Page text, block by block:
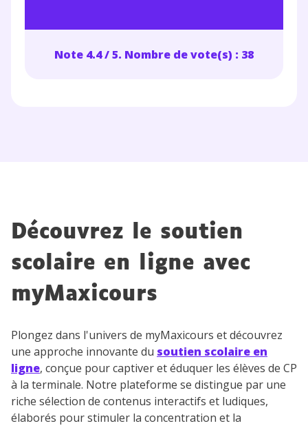
Note 4.4 / 5. Nombre de vote(s) : 38
Découvrez le soutien
scolaire en ligne avec
myMaxicours
Plongez dans l'univers de myMaxicours et découvrez
une approche innovante du soutien scolaire en
ligne, conçue pour captiver et éduquer les élèves de CP
à la terminale. Notre plateforme se distingue par une
riche sélection de contenus interactifs et ludiques,
élaborés pour stimuler la concentration et la
vous envoyer notre newsletter. Vous pourrez vous
désinscription présent dans chaque newsletter. Pour